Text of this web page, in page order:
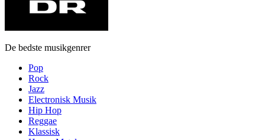
De bedste musikgenrer
Pop
Rock
Jazz
Electronisk Musik
Hip Hop
Reggae
Klassisk